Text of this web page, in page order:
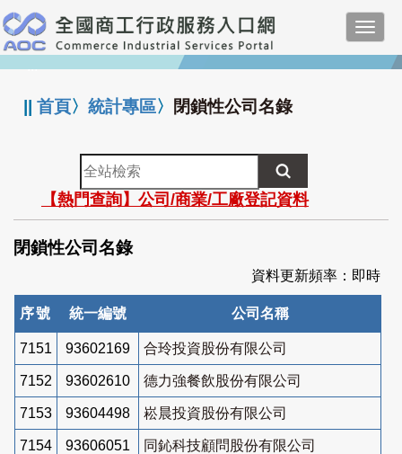
跳
到
主
要
:::
||首頁〉統計專區〉 閉鎖性公司名錄
全
站
檢
索
【熱門查詢】公司/商業/工廠登記資料
閉鎖性公司名錄
資料更新頻率：即時
序號 統一編號 公司名稱
7151 93602169 合玲投資股份有限公司
7152 93602610 德力強餐飲股份有限公司
7153 93604498 崧晨投資股份有限公司
7154 93606051 同鈊科技顧問股份有限公司